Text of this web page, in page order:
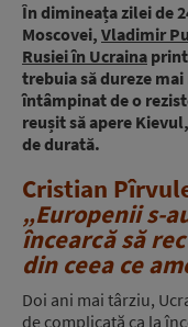
În dimineața zilei de
Moscovei, Vladimir
Rusiei în Ucraina
trebuia să dureze
întâmpinat de o
reușit să apere
de durată.
Cristian
„Europenii s-
încearcă să
din ceea ce
Doi ani mai târziu,
de complicată ca la